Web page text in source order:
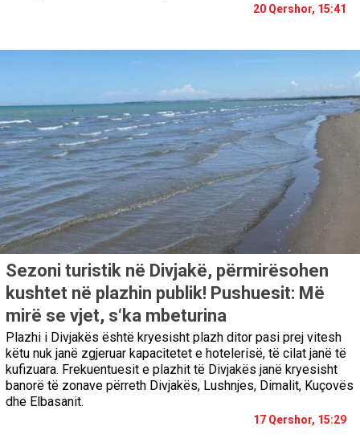
20 Qershor, 15:41
Sezoni turistik në Divjakë, përmirësohen
kushtet në plazhin publik! Pushuesit: Më
mirë se vjet, s‘ka mbeturina
Plazhi i Divjakës është kryesisht plazh ditor pasi prej vitesh
këtu nuk janë zgjeruar kapacitetet e hotelerisë, të cilat janë të
kufizuara. Frekuentuesit e plazhit të Divjakës janë kryesisht
banorë të zonave përreth Divjakës, Lushnjes, Dimalit, Kuçovës
dhe Elbasanit.
17 Qershor, 15:29